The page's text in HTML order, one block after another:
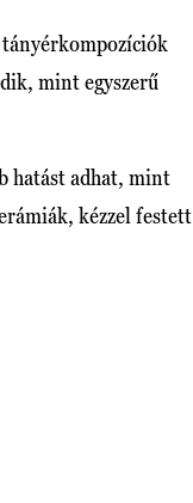
mint egyszerű
hatást adhat, mint
kézzel festett